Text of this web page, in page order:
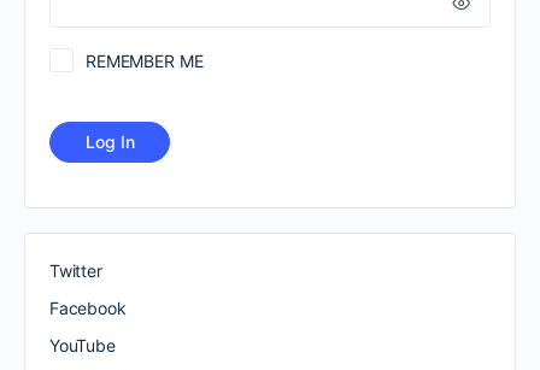
REMEMBER ME
Twitter
Facebook
YouTube